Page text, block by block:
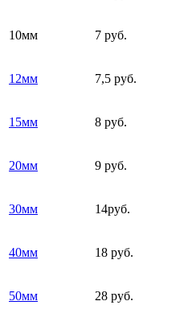
10мм 7 руб.
12мм 7,5 руб.
15мм 8 руб.
20мм 9 руб.
30мм 14руб.
40мм 18 руб.
50мм 28 руб.